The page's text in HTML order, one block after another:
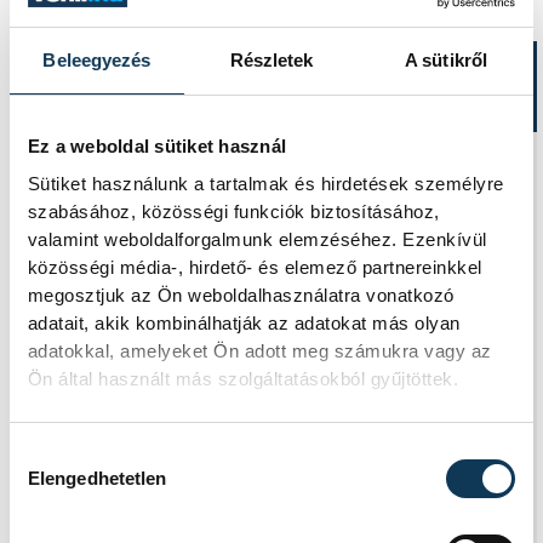
Beleegyezés Részletek A sütikről
Ez a weboldal sütiket használ
Sütiket használunk a tartalmak és hirdetések személyre
szabásához, közösségi funkciók biztosításához,
valamint weboldalforgalmunk elemzéséhez. Ezenkívül
közösségi média-, hirdető- és elemező partnereinkkel
megosztjuk az Ön weboldalhasználatra vonatkozó
adatait, akik kombinálhatják az adatokat más olyan
adatokkal, amelyeket Ön adott meg számukra vagy az
Ön által használt más szolgáltatásokból gyűjtöttek.
Elengedhetetlen
TOVÁBBI CIKKEK
Ideiglenes
forgalomkorlátozás a
Jókai utcában
KÖZÉRDEKŰ
szabálytalanságot talált a